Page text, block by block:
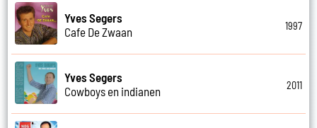
Yves Segers
Cafe De Zwaan
1997
Yves Segers
Cowboys en indianen
2011